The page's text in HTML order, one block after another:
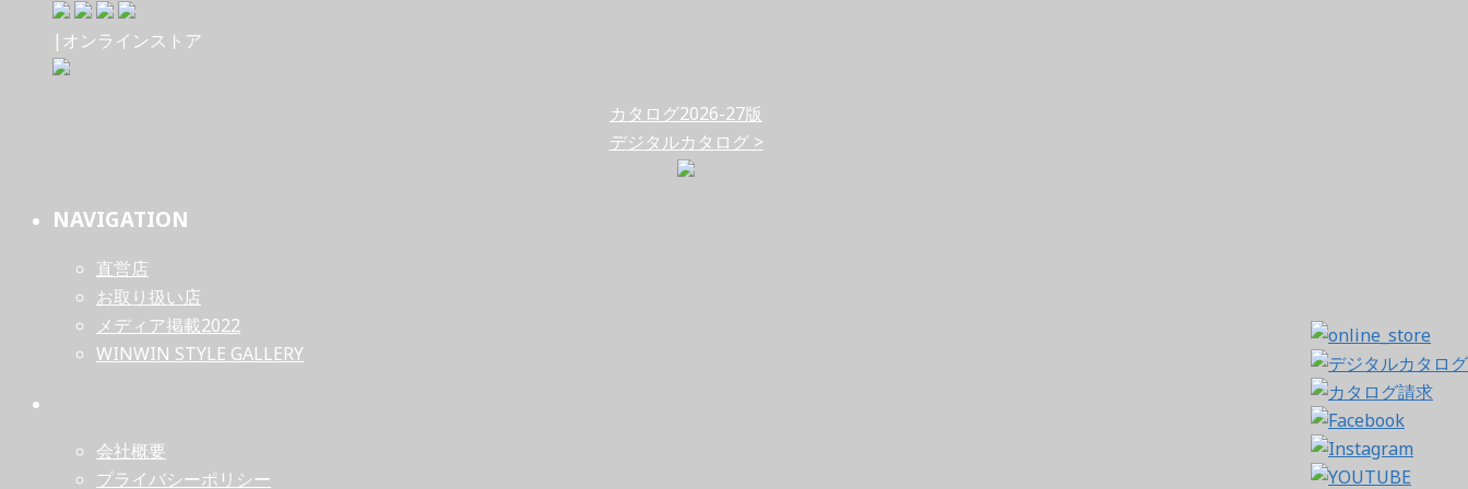
|オンラインストア
カタログ2026-27版
デジタルカタログ >
NAVIGATION
直営店
お取り扱い店
メディア掲載2022
WINWIN STYLE GALLERY
会社概要
プライバシーポリシー